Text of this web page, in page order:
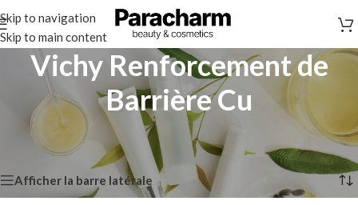
Skip to navigation
Skip to main content
Vichy Renforcement de
Barrière Cu
Vichy
Vichy Renforcement de Barrière Cu
Voici le seul résultat
Afficher la barre latérale